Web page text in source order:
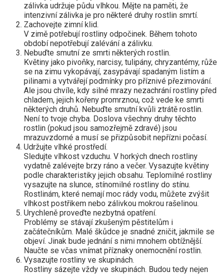
zálivka udržuje půdu vlhkou. Mějte na paměti, že
intenzivní zálivka je pro některé druhy rostlin smrtí.
Zachovejte zimní klid.
V zimě potřebují rostliny odpočinek. Během tohoto
období nepotřebují zalévání a zálivku.
Nebuďte smutní ze smrti některých rostlin.
Květiny jako pivoňky, narcisy, tulipány, chryzantémy, růže
se na zimu vykopávají, zasypávají spadaným listím a
pilinami a vytvářejí podmínky pro příznivé přezimování.
Ale jsou chvíle, kdy silné mrazy nezachrání rostliny před
chladem, jejich kořeny promrznou, což vede ke smrti
některých druhů. Nebuďte smutní kvůli ztrátě rostlin.
Není to tvoje chyba. Doslova všechny druhy těchto
rostlin (pokud jsou samozřejmě zdravé) jsou
mrazuvzdorné a musí se přizpůsobit nepřízni počasí.
Udržujte vlhké prostředí.
Sledujte vlhkost vzduchu. V horkých dnech rostliny
vydatně zalévejte brzy ráno a večer. Vysazujte květiny
podle charakteristiky jejich obsahu. Teplomilné rostliny
vysazujte na slunce, stínomilné rostliny do stínu.
Rostlinám, které nemají moc rády vodu, můžete zvýšit
vlhkost postřikem nebo zálivkou mokrou rašelinou.
Urychleně proveďte nezbytná opatření.
Problémy se stávají zkušeným pěstitelům i
začátečníkům. Malé škůdce je snadné zničit, jakmile se
objeví. Jinak bude jednání s nimi mnohem obtížnější.
Naučte se včas vnímat příznaky onemocnění rostlin.
Vysazujte rostliny ve skupinách.
Rostliny sázejte vždy ve skupinách. Budou tedy nejen